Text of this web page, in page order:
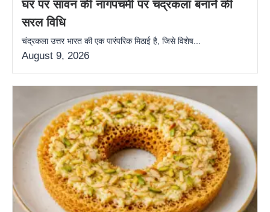
घर पर सावन की नागपंचमी पर चंद्रकला बनाने की
सरल विधि
चंद्रकला उत्तर भारत की एक पारंपरिक मिठाई है, जिसे विशेष...
August 9, 2026